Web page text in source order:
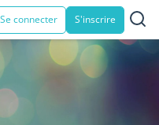
Se connecter S'inscrire